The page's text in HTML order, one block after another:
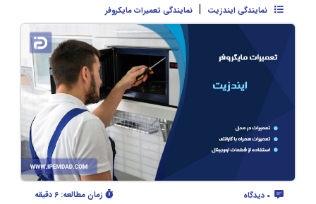
نمایندگی ایندزیت | نمایندگی تعمیرات مایکروفر
زمان مطالعه: 6 دقیقه